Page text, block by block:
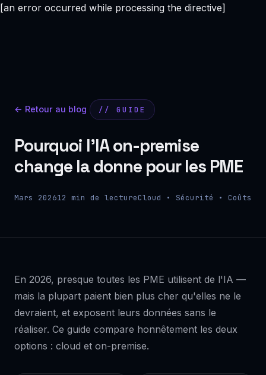
[an error occurred while processing the directive]
← Retour au blog // GUIDE
Pourquoi l'IA on-premise
change la donne pour les PME
Mars 202612 min de lectureCloud • Sécurité • Coûts
En 2026, presque toutes les PME utilisent de l'IA —
mais la plupart paient bien plus cher qu'elles ne le
devraient, et exposent leurs données sans le
réaliser. Ce guide compare honnêtement les deux
options : cloud et on-premise.